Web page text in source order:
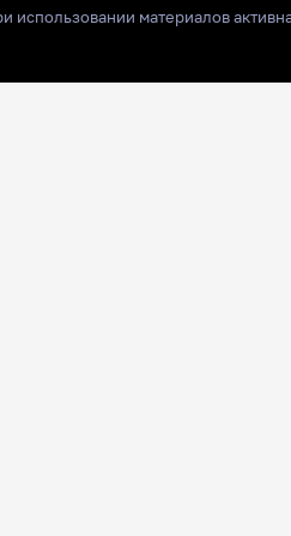
использовании материалов